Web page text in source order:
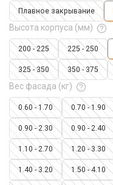
Плавное закрывание
Высота корпуса (мм)
200 - 225 225 - 250
325 - 350 350 - 375
Вес фасада (кг)
0.60 - 1.70 0.70 - 1.90
0.90 - 2.30 0.90 - 2.40
1.10 - 2.70 1.20 - 3.30
1.40 - 3.20 1.50 - 4.10